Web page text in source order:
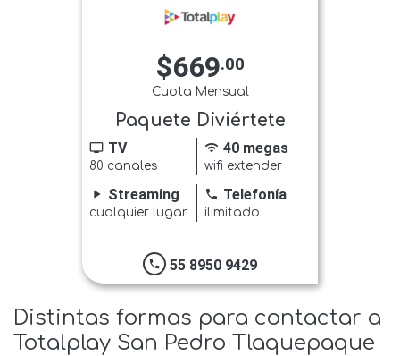
$669.00
Cuota Mensual
Paquete Diviértete
tv TV
80 canales
wifi 40 megas
wifi extender
play_arrow Streaming
cualquier lugar
phone Telefonía
ilimitado
phone 55 8950 9429
Distintas formas para contactar a
Totalplay San Pedro Tlaquepaque